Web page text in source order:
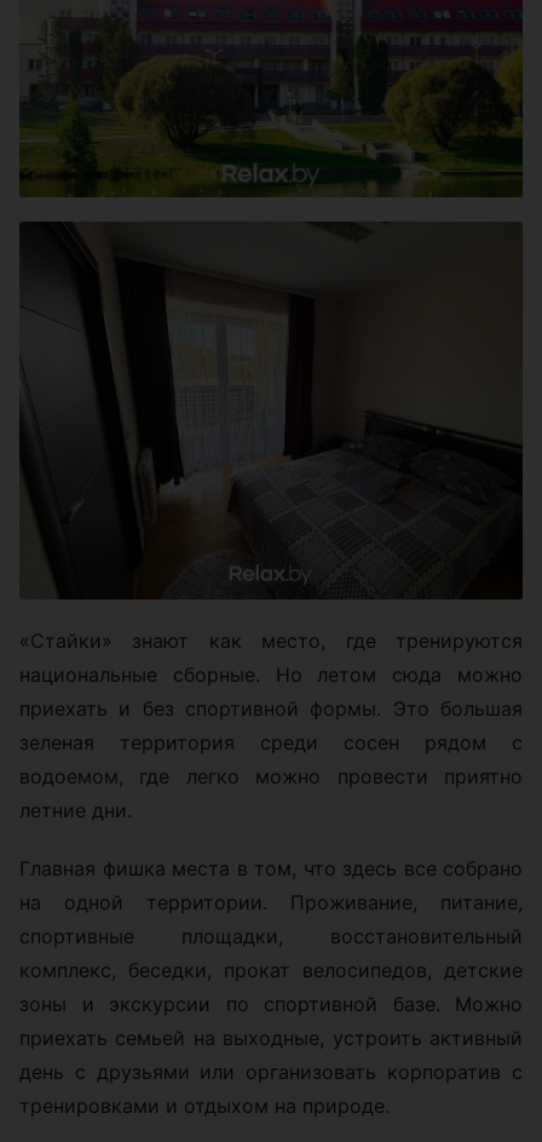
«Стайки» знают как место, где тренируются
национальные сборные. Но летом сюда можно
приехать и без спортивной формы. Это большая
зеленая территория среди сосен рядом с
водоемом, где легко можно провести приятно
летние дни.
Главная фишка места в том, что здесь все собрано
на одной территории. Проживание, питание,
спортивные площадки, восстановительный
комплекс, беседки, прокат велосипедов, детские
зоны и экскурсии по спортивной базе. Можно
приехать семьей на выходные, устроить активный
день с друзьями или организовать корпоратив с
тренировками и отдыхом на природе.